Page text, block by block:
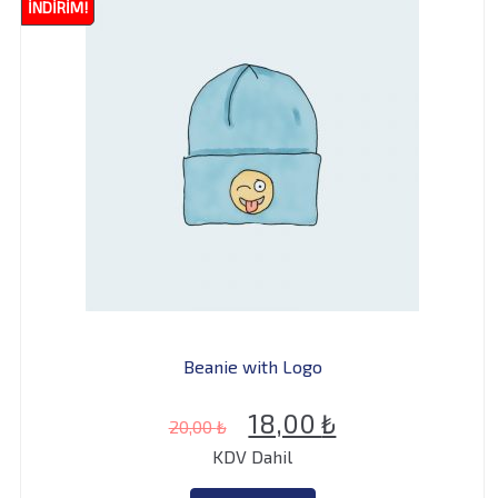
İNDIRIM!
Beanie with Logo
20,00₺
Orijinal
fiyat:
18,00₺
KDV Dahil